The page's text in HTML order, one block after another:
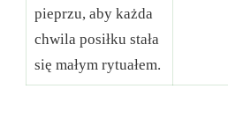
pieprzu, aby każda
chwila posiłku stała
się małym rytuałem.